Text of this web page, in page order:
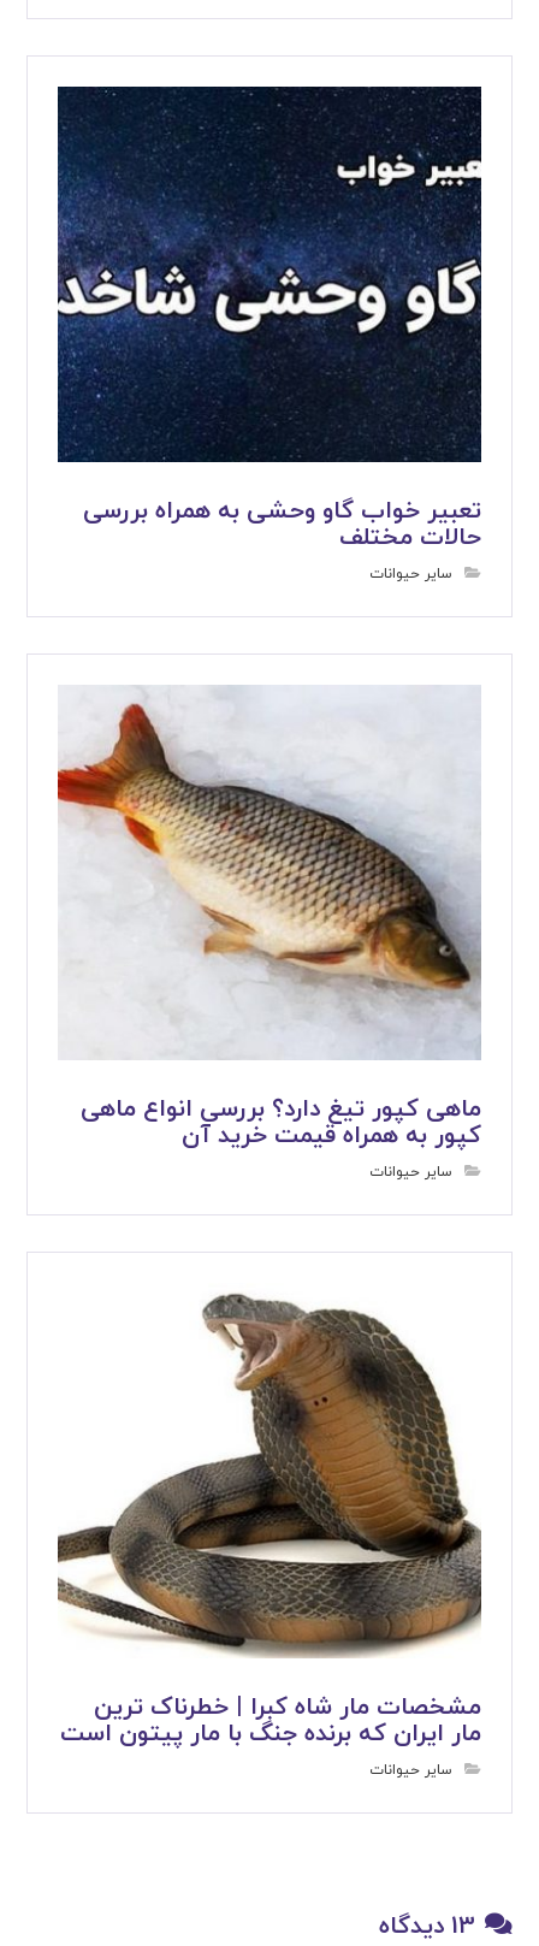
تعبیر خواب گاو وحشی به همراه بررسی
حالات مختلف
سایر حیوانات
ماهی کپور تیغ دارد؟ بررسی انواع ماهی
کپور به همراه قیمت خرید آن
سایر حیوانات
مشخصات مار شاه کبرا | خطرناک ترین
مار ایران که برنده جنگ با مار پیتون است
سایر حیوانات
13 دیدگاه